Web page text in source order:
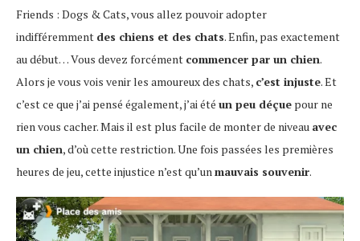
Friends : Dogs & Cats, vous allez pouvoir adopter
indifféremment des chiens et des chats. Enfin, pas exactement
au début… Vous devez forcément commencer par un chien.
Alors je vous vois venir les amoureux des chats, c’est injuste. Et
c’est ce que j’ai pensé également, j’ai été un peu déçue pour ne
rien vous cacher. Mais il est plus facile de monter de niveau avec
un chien, d’où cette restriction. Une fois passées les premières
heures de jeu, cette injustice n’est qu’un mauvais souvenir.